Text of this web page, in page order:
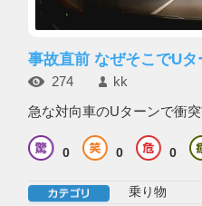
事故直前 なぜそこでUタ
274 kk
急な対向車のUターンで衝
0 0 0
乗り物